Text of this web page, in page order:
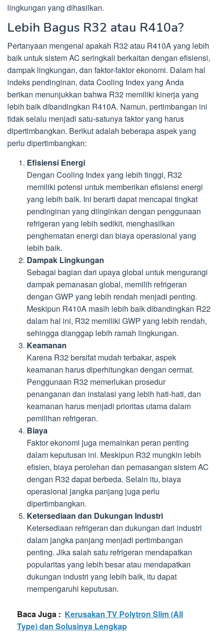
lingkungan yang dihasilkan.
Lebih Bagus R32 atau R410a?
Pertanyaan mengenai apakah R32 atau R410A yang lebih
baik untuk sistem AC seringkali berkaitan dengan efisiensi,
dampak lingkungan, dan faktor-faktor ekonomi. Dalam hal
indeks pendinginan, data Cooling Index yang Anda
berikan menunjukkan bahwa R32 memiliki kinerja yang
lebih baik dibandingkan R410A. Namun, pertimbangan ini
tidak selalu menjadi satu-satunya faktor yang harus
dipertimbangkan. Berikut adalah beberapa aspek yang
perlu dipertimbangkan:
Efisiensi Energi
Dengan Cooling Index yang lebih tinggi, R32
memiliki potensi untuk memberikan efisiensi energi
yang lebih baik. Ini berarti dapat mencapai tingkat
pendinginan yang diinginkan dengan penggunaan
refrigeran yang lebih sedikit, menghasilkan
penghematan energi dan biaya operasional yang
lebih baik.
Dampak Lingkungan
Sebagai bagian dari upaya global untuk mengurangi
dampak pemanasan global, memilih refrigeran
dengan GWP yang lebih rendah menjadi penting.
Meskipun R410A masih lebih baik dibandingkan R22
dalam hal ini, R32 memiliki GWP yang lebih rendah,
sehingga dianggap lebih ramah lingkungan.
Keamanan
Karena R32 bersifat mudah terbakar, aspek
keamanan harus diperhitungkan dengan cermat.
Penggunaan R32 memerlukan prosedur
penanganan dan instalasi yang lebih hati-hati, dan
keamanan harus menjadi prioritas utama dalam
pemilihan refrigeran.
Biaya
Faktor ekonomi juga memainkan peran penting
dalam keputusan ini. Meskipun R32 mungkin lebih
efisien, biaya perolehan dan pemasangan sistem AC
dengan R32 dapat berbeda. Selain itu, biaya
operasional jangka panjang juga perlu
dipertimbangkan.
Ketersediaan dan Dukungan Industri
Ketersediaan refrigeran dan dukungan dari industri
dalam jangka panjang menjadi pertimbangan
penting. Jika salah satu refrigeran mendapatkan
popularitas yang lebih besar atau mendapatkan
dukungan industri yang lebih baik, itu dapat
mempengaruhi keputusan.
Baca Juga : Kerusakan TV Polytron Slim (All
Type) dan Solusinya Lengkap